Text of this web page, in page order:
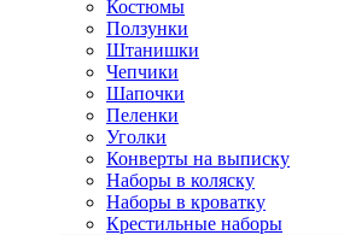
Костюмы
Ползунки
Штанишки
Чепчики
Шапочки
Пеленки
Уголки
Конверты на выписку
Наборы в коляску
Наборы в кроватку
Крестильные наборы